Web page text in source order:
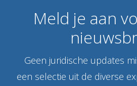
Meld je aan
Geen juridische updates
een selectie uit de diverse